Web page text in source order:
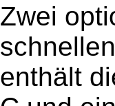
Zwei
enthält